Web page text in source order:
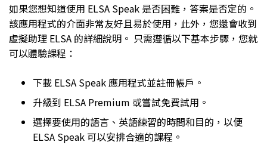
如果您想知道使用 ELSA Speak 是否困難，答案是否定的。
該應用程式的介面非常友好且易於使用，此外，您還會收到
虛擬助理 ELSA 的詳細說明。 只需遵循以下基本步驟，您就
可以體驗課程：
下載 ELSA Speak 應用程式並註冊帳戶。
升級到 ELSA Premium 或嘗試免費試用。
選擇要使用的語言、英語練習的時間和目的，以便
ELSA Speak 可以安排合適的課程。